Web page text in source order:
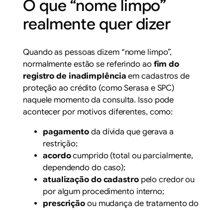
O que “nome limpo”
realmente quer dizer
Quando as pessoas dizem “nome limpo”,
normalmente estão se referindo ao fim do
registro de inadimplência em cadastros de
proteção ao crédito (como Serasa e SPC)
naquele momento da consulta. Isso pode
acontecer por motivos diferentes, como:
pagamento da dívida que gerava a
restrição;
acordocumprido (total ou parcialmente,
dependendo do caso);
atualização do cadastropelo credor ou
por algum procedimento interno;
prescrição ou mudança de tratamento do